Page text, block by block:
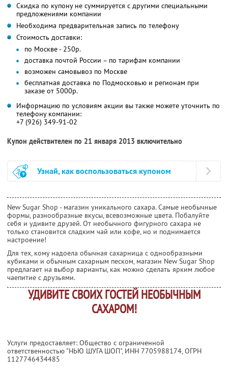
Скидка по купону не суммируется с другими специальными
предложениями компании
Необходима предварительная запись по телефону
Стоимость доставки:
по Москве - 250р.
доставка почтой России – по тарифам компании
возможен самовывоз по Москве
бесплатная доставка по Подмосковью и регионам при
заказе от 5000р.
Информацию по условиям акции вы также можете уточнить по
телефону компании:
+7 (926) 349-91-02
Купон действителен по 21 января 2013 включительно
Узнай, как воспользоваться купоном
New Sugar Shop - магазин уникального сахара. Самые необычные
формы, разнообразные вкусы, всевозможные цвета. Побалуйте
себя и удивите друзей. От необычного фигурного сахара не
только становится сладким чай или кофе, но и поднимается
настроение!
Для тех, кому надоела обычная сахарница с однообразными
кубиками и обычным сахарным песком, магазин New Sugar Shop
предлагает на выбор варианты, как можно сделать ярким любое
чаепитие с друзьями.
УДИВИТЕ СВОИХ ГОСТЕЙ НЕОБЫЧНЫМ
САХАРОМ!
Услуги предоставляет: Общество с ограниченной
ответственностью "НЬЮ ШУГА ШОП", ИНН 7705988174, ОГРН
1127746434485